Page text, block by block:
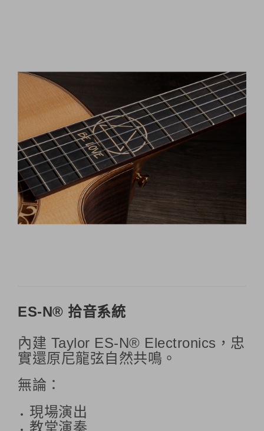
ES-N® 拾音系統
內建 Taylor ES-N® Electronics，忠
實還原尼龍弦自然共鳴。
無論：
現場演出
教堂演奏